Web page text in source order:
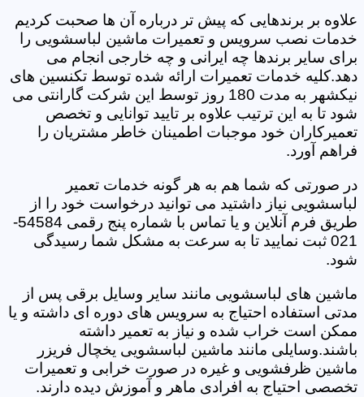
علاوه بر برندهایی که پیش تر درباره آن ها صحبت کردیم
خدمات نصب سرویس و تعمیرات ماشین لباسشویی را
برای سایر برندها چه ایرانی و چه خارجی انجام می
دهد.کلیه خدمات تعمیرات ارائه شده توسط تکنسین های
نیکشهر به مدت 180 روز توسط این شرکت گارانتی می
شود تا به این ترتیب علاوه بر تایید توانایی و تخصص
تعمیرکاران خود موجبات اطمینان خاطر مشتریان را
فراهم آورد.
در صورتی که شما هم به هر گونه خدمات تعمیر
لباسشویی نیاز داشتید می توانید درخواست خود را از
طریق فرم آنلاین و یا تماس با شماره پنج رقمی 54584-
021 ثبت نمایید تا به سرعت به مشکل شما رسیدگی
شود.
ماشین های لباسشویی مانند سایر وسایل برقی پس از
مدتی استفاده احتیاج به سرویس های دوره ای داشته و یا
ممکن است خراب شده و نیاز به تعمیر داشته
باشند.وسایلی مانند ماشین لباسشویی یخچال فریزر
ماشین ظرفشویی و غیره در صورت خرابی و تعمیرات
تخصصی احتیاج به افرادی ماهر و آموزش دیده دارند.